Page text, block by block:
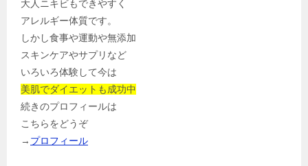
大人ニキビもできやすく
アレルギー体質です。
しかし食事や運動や無添加
スキンケアやサプリなど
いろいろ体験して今は
美肌でダイエットも成功中
続きのプロフィールは
こちらをどうぞ
→ プロフィール